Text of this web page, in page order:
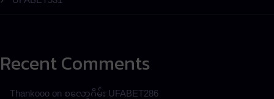
Recent Comments
Thankooo on စလော့ဂိမ်း UFABET286